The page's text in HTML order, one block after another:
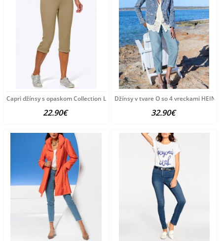
Capri džínsy s opaskom Collection L, pieskové
22.90€
Džínsy v tvare O so 4 vreckami
32.90€